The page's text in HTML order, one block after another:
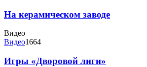
На керамическом заводе
Видео
Видео1664
Игры «Дворовой лиги»